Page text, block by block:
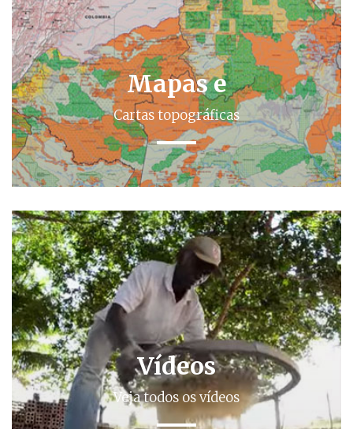
Mapas e
Cartas topográficas
Vídeos
Veja todos os vídeos